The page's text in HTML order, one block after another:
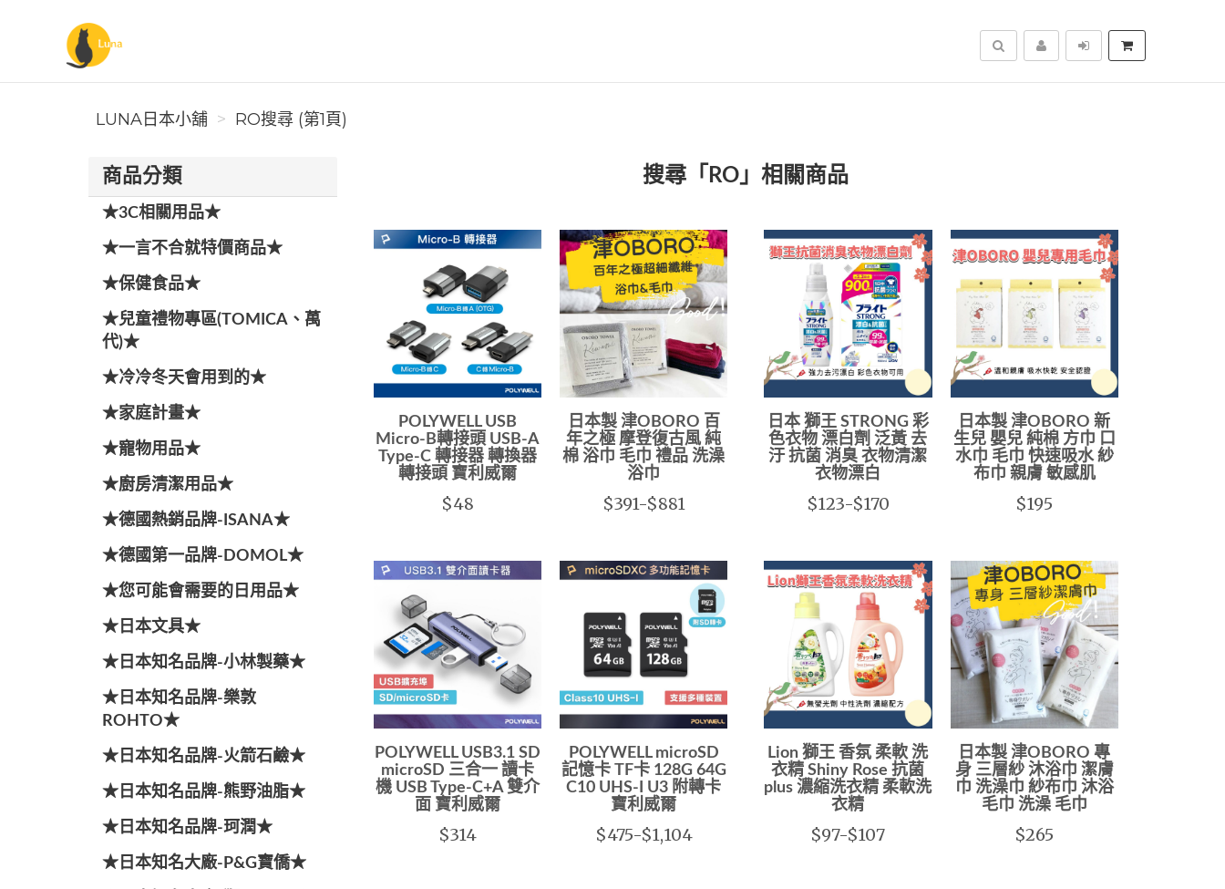
Luna日本小舖
搜尋
LUNA日本小舖 RO搜尋 (第1頁)
商品分類
★3C相關用品★
★一言不合就特價商品★
★保健食品★
★兒童禮物專區(TOMICA、萬
代)★
★冷冷冬天會用到的★
★家庭計畫★
★寵物用品★
★廚房清潔用品★
★德國熱銷品牌-ISANA★
★德國第一品牌-DOMOL★
★您可能會需要的日用品★
★日本文具★
★日本知名品牌-小林製藥★
★日本知名品牌-樂敦
ROHTO★
★日本知名品牌-火箭石鹼★
★日本知名品牌-熊野油脂★
★日本知名品牌-珂潤★
★日本知名大廠-P&G寶僑★
搜尋「RO」相關商品
POLYWELL USB
Micro-B轉接頭 USB-A
Type-C 轉接器 轉換器
轉接頭 寶利威爾
$48
日本製 津OBORO 百
年之極 摩登復古風 純
棉 浴巾 毛巾 禮品 洗澡
浴巾
$391-$881
日本 獅王 STRONG 彩
色衣物 漂白劑 泛黃 去
汙 抗菌 消臭 衣物清潔
衣物漂白
$123-$170
日本製 津OBORO 新
生兒 嬰兒 純棉 方巾 口
水巾 毛巾 快速吸水 紗
布巾 親膚 敏感肌
$195
POLYWELL USB3.1 SD
microSD 三合一 讀卡
機 USB Type-C+A 雙介
面 寶利威爾
$314
POLYWELL microSD
記憶卡 TF卡 128G 64G
C10 UHS-I U3 附轉卡
寶利威爾
$475-$1,104
Lion 獅王 香氛 柔軟 洗
衣精 Shiny Rose 抗菌
plus 濃縮洗衣精 柔軟洗
衣精
$97-$107
日本製 津OBORO 專
身 三層紗 沐浴巾 潔膚
巾 洗澡巾 紗布巾 沐浴
毛巾 洗澡 毛巾
$265